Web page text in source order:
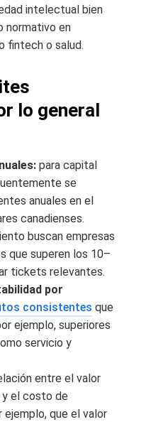
intelectual bien
normativo en
fintech o salud.
lo general
para capital
se
anuales en el
canadienses.
buscan empresas
que superen los 10–
tickets relevantes.
por
consistentes que
ejemplo, superiores
servicio y
entre el valor
el costo de
ejemplo, que el valor